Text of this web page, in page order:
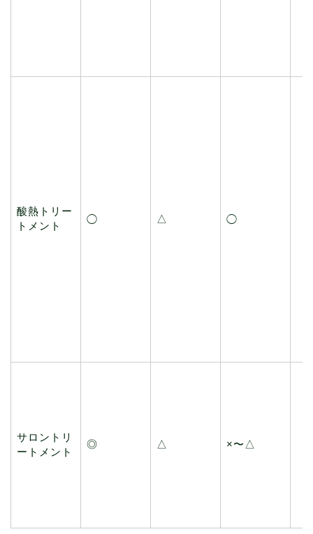
酸熱トリー
トメント
◯ △ ◯
サロントリ
ートメント
◎ △ ×〜△